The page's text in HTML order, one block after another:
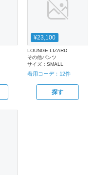
¥23,100
LOUNGE LIZARD
その他パンツ
サイズ： SMALL
着用コーデ： 12件
探す